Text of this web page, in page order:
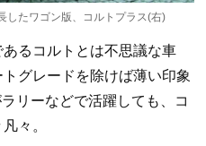
したワゴン版、コルトプラス(右)
るコルトとは不思議な車
グレードを除けば薄い印象
リーなどで活躍しても、コ
々。